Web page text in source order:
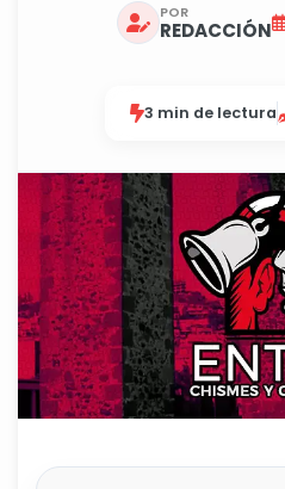
POR
REDACCIÓN
3 min de lectura